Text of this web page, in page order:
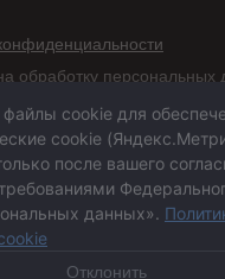
обработку персональных
публичной офертой,
положениями статьи
cookie для
cookie
после вашего
данных».
Отклонить